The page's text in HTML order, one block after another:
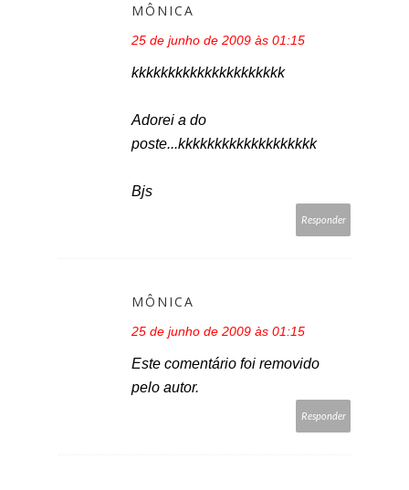
MÔNICA
25 de junho de 2009 às 01:15
kkkkkkkkkkkkkkkkkkkkk
Adorei a do
poste...kkkkkkkkkkkkkkkkkkk
Bjs
Responder
MÔNICA
25 de junho de 2009 às 01:15
Este comentário foi removido
pelo autor.
Responder